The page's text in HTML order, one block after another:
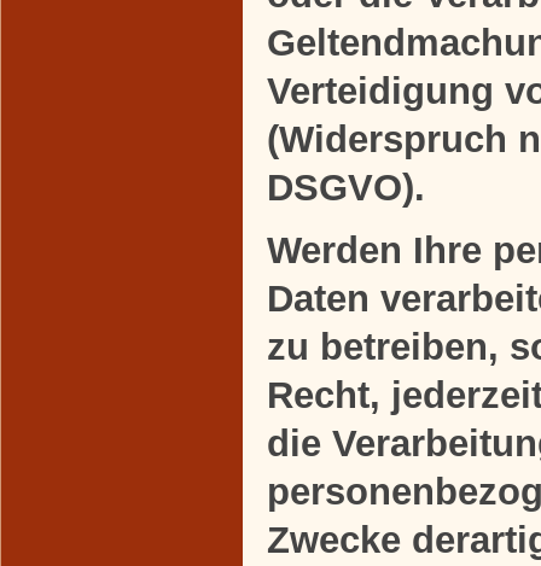
Verteidigung
(Widerspruch
DSGVO).
Werden Ihre
Daten
zu betreiben,
Recht,
die
Zwecke